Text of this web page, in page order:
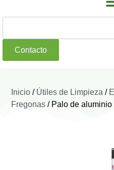
Contacto
Inicio / Útiles de Limpieza /
Fregonas / Palo de